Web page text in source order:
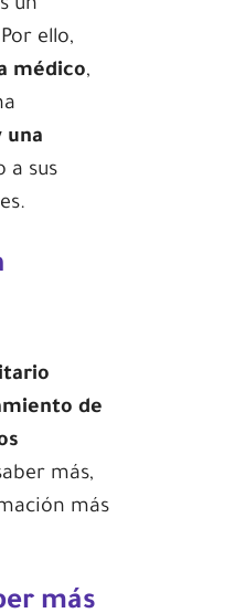
un
ello,
médico,
una
a sus
de
más,
más
más